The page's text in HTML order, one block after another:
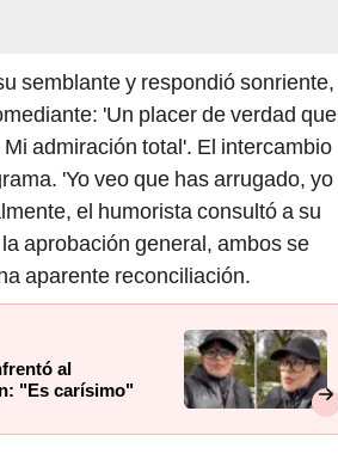
semblante y respondió sonriente,
'Un placer de verdad que
admiración total'. El intercambio
'Yo veo que has arrugado, yo
el humorista consultó a su
aprobación general, ambos se
aparente reconciliación.
al
"Es carísimo"